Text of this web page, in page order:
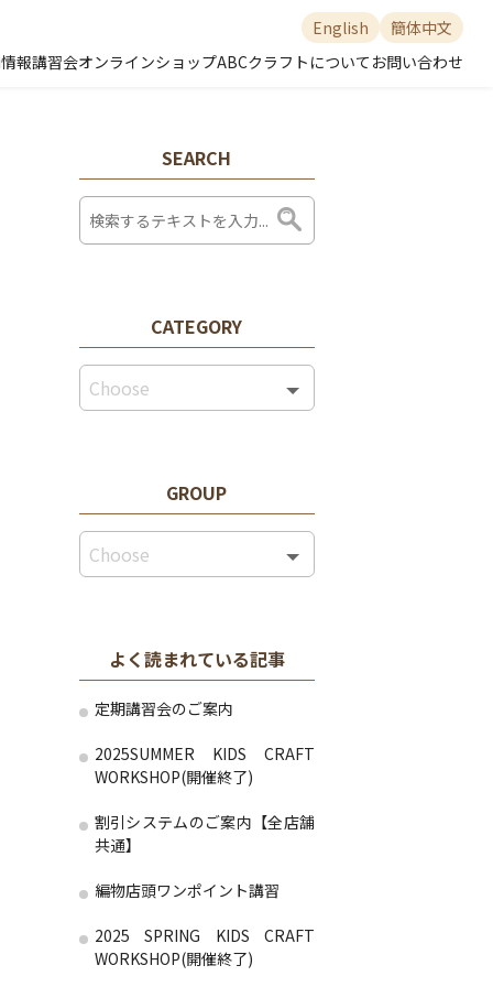
English
簡体中文
報講習会オンラインショップABCクラフトについて お問い合わせ
SEARCH
CATEGORY
GROUP
よく読まれている記事
定期講習会のご案内
2025SUMMER KIDS CRAFT
WORKSHOP(開催終了)
割引システムのご案内【全店舗
共通】
編物店頭ワンポイント講習
2025 SPRING KIDS CRAFT
WORKSHOP(開催終了)